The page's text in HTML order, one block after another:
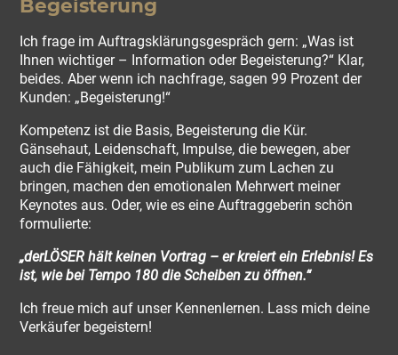
Begeisterung
Ich frage im Auftragsklärungsgespräch gern: „Was ist
Ihnen wichtiger – Information oder Begeisterung?“ Klar,
beides. Aber wenn ich nachfrage, sagen 99 Prozent der
Kunden: „Begeisterung!“
Kompetenz ist die Basis, Begeisterung die Kür.
Gänsehaut, Leidenschaft, Impulse, die bewegen, aber
auch die Fähigkeit, mein Publikum zum Lachen zu
bringen, machen den emotionalen Mehrwert meiner
Keynotes aus. Oder, wie es eine Auftraggeberin schön
formulierte:
„derLÖSER hält keinen Vortrag – er kreiert ein Erlebnis! Es
ist, wie bei Tempo 180 die Scheiben zu öffnen.“
Ich freue mich auf unser Kennenlernen. Lass mich deine
Verkäufer begeistern!